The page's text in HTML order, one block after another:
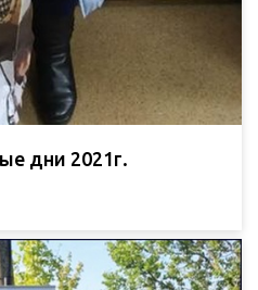
дни 2021г.